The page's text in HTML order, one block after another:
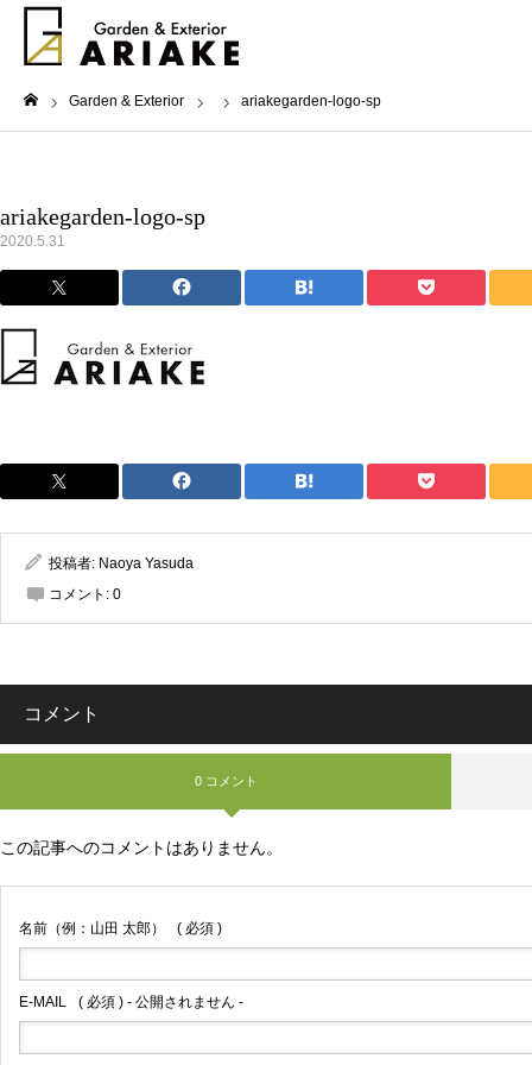
Garden & Exterior ariakegarden-logo-sp
ariakegarden-logo-sp
2020.5.31
投稿者: Naoya Yasuda
コメント: 0
コメント
0 コメント
この記事へのコメントはありません。
名前（例：山田 太郎） ( 必須 )
E-MAIL ( 必須 ) - 公開されません -